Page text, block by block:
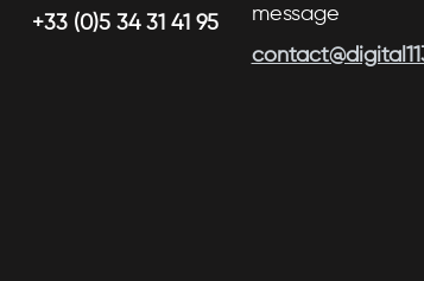
+33 (0)5 34 31 41 95
message